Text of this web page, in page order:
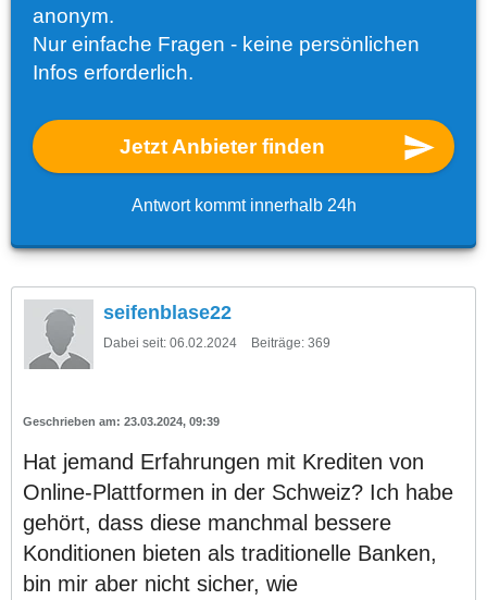
anonym.
Nur einfache Fragen - keine persönlichen
Infos erforderlich.
Jetzt Anbieter finden
Antwort kommt innerhalb 24h
seifenblase22
Dabei seit: 06.02.2024 Beiträge: 369
23.03.2024, 09:39
Hat jemand Erfahrungen mit Krediten von
Online-Plattformen in der Schweiz? Ich habe
gehört, dass diese manchmal bessere
Konditionen bieten als traditionelle Banken,
bin mir aber nicht sicher, wie